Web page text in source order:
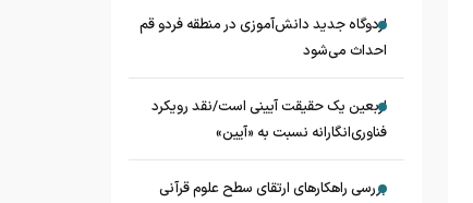
اردوگاه جدید دانش‌آموزی در منطقه فردو قم
احداث می‌شود
اربعین یک حقیقت آیینی است/نقد رویکرد
فناوری‌انگارانه نسبت به «آیین»
بررسی راهکارهای ارتقای سطح علوم قرآنی